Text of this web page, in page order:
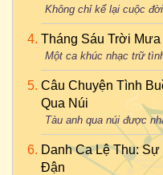
Không chỉ kể lại cuộc
Tháng Sáu Trời Mưa
Một ca khúc nhạc trữ
Câu Chuyện Tình
Qua Núi
Tàu anh qua núi được
Danh Ca Lệ Thu:
Đận